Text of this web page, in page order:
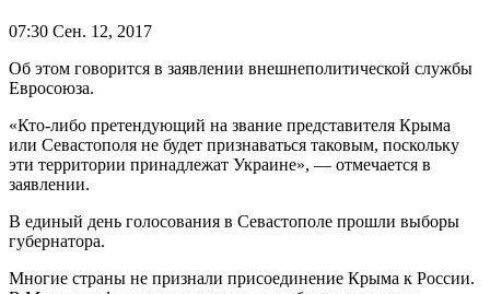
07:30 Сен. 12, 2017
Об этом говорится в заявлении внешнеполитической службы
Евросоюза.
«Кто-либо претендующий на звание представителя Крыма
или Севастополя не будет признаваться таковым, поскольку
эти территории принадлежат Украине», — отмечается в
заявлении.
В единый день голосования в Севастополе прошли выборы
губернатора.
Многие страны не признали присоединение Крыма к России.